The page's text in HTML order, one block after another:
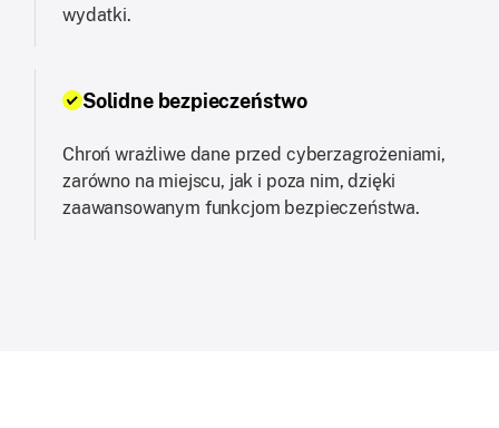
wydatki.
Solidne bezpieczeństwo
Chroń wrażliwe dane przed cyberzagrożeniami,
zarówno na miejscu, jak i poza nim, dzięki
zaawansowanym funkcjom bezpieczeństwa.